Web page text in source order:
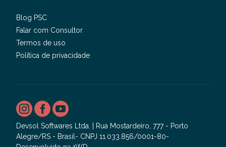
Blog PSC
Falar com Consultor
Termos de uso
Política de privacidade
Devsol Softwares Ltda. | Rua Mostardeiro, 777 - Porto
Alegre/RS - Brasil- CNPJ 11.033.856/0001-80-